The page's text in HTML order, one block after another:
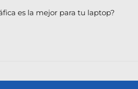
es la mejor para tu laptop?